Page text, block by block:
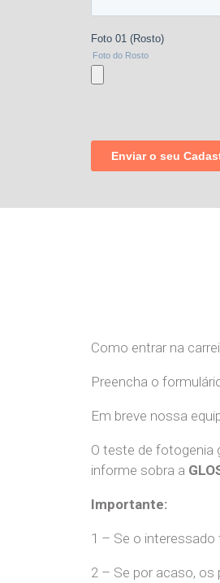
Como entrar na
Preencha o
Em breve nossa
O teste de fotogenia
informe sobra a
Importante:
1 – Se o interessado
2 – Se por acaso, os